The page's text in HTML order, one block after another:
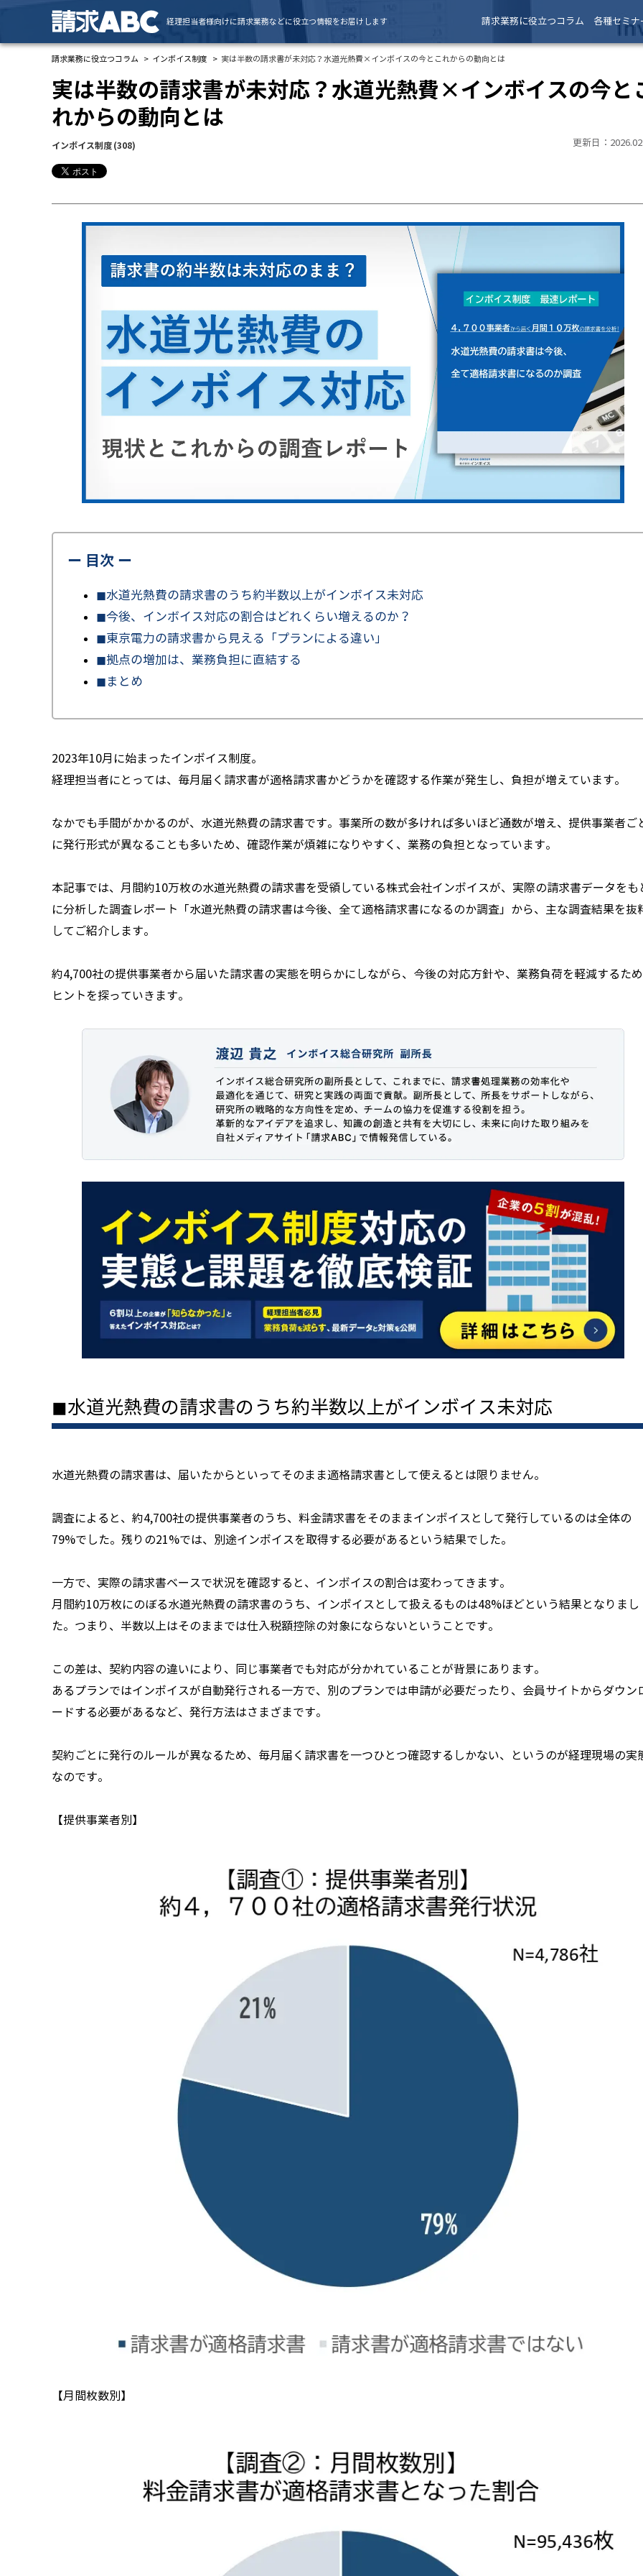
経理担当者様向けに請求業務などに役立つ情報をお届けします 請求業務に役立つコラム 各種セミナ
請求業務に役立つコラム インボイス制度 実は半数の請求書が未対応？水道光熱費×インボイスの今とこれからの動向とは
実は半数の請求書が未対応？水道光熱費×インボイスの今と
れからの動向とは
インボイス制度 (308) 更新日：
ー 目次 ー
◼︎水道光熱費の請求書のうち約半数以上がインボイス未対応
◼︎今後、インボイス対応の割合はどれくらい増えるのか？
◼︎東京電力の請求書から見える「プランによる違い」
◼︎拠点の増加は、業務負担に直結する
◼︎まとめ
2023年10月に始まったインボイス制度。
経理担当者にとっては、毎月届く請求書が適格請求書かどうかを確認する作業が発生し、負担が増えています。
なかでも手間がかかるのが、水道光熱費の請求書です。事業所の数が多ければ多いほど通数が増え、提供事業者ご
に発行形式が異なることも多いため、確認作業が煩雑になりやすく、業務の負担となっています。
本記事では、月間約10万枚の水道光熱費の請求書を受領している株式会社インボイスが、実際の請求書データをも
に分析した調査レポート「水道光熱費の請求書は今後、全て適格請求書になるのか調査」から、主な調査結果を抜
してご紹介します。
約4,700社の提供事業者から届いた請求書の実態を明らかにしながら、今後の対応方針や、業務負荷を軽減するた
ヒントを探っていきます。
◼︎水道光熱費の請求書のうち約半数以上がインボイス未対応
水道光熱費の請求書は、届いたからといってそのまま適格請求書として使えるとは限りません。
調査によると、約4,700社の提供事業者のうち、料金請求書をそのままインボイスとして発行しているのは全体の
79%でした。残りの21%では、別途インボイスを取得する必要があるという結果でした。
一方で、実際の請求書ベースで状況を確認すると、インボイスの割合は変わってきます。
月間約10万枚にのぼる水道光熱費の請求書のうち、インボイスとして扱えるものは48%ほどという結果となりまし
た。つまり、半数以上はそのままでは仕入税額控除の対象にならないということです。
この差は、契約内容の違いにより、同じ事業者でも対応が分かれていることが背景にあります。
あるプランではインボイスが自動発行される一方で、別のプランでは申請が必要だったり、会員サイトからダウン
ードする必要があるなど、発行方法はさまざまです。
契約ごとに発行のルールが異なるため、毎月届く請求書を一つひとつ確認するしかない、というのが経理現場の実
なのです。
【提供事業者別】
【月間枚数別】